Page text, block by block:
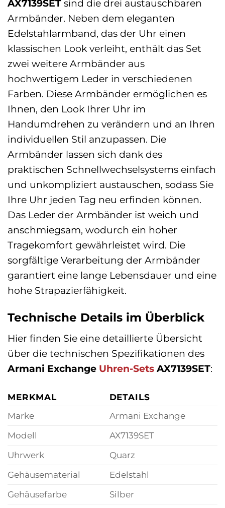
AX7139SET sind die drei austauschbaren
Armbänder. Neben dem eleganten
Edelstahlarmband, das der Uhr einen
klassischen Look verleiht, enthält das Set
zwei weitere Armbänder aus
hochwertigem Leder in verschiedenen
Farben. Diese Armbänder ermöglichen es
Ihnen, den Look Ihrer Uhr im
Handumdrehen zu verändern und an Ihren
individuellen Stil anzupassen. Die
Armbänder lassen sich dank des
praktischen Schnellwechselsystems einfach
und unkompliziert austauschen, sodass Sie
Ihre Uhr jeden Tag neu erfinden können.
Das Leder der Armbänder ist weich und
anschmiegsam, wodurch ein hoher
Tragekomfort gewährleistet wird. Die
sorgfältige Verarbeitung der Armbänder
garantiert eine lange Lebensdauer und eine
hohe Strapazierfähigkeit.
Technische Details im Überblick
Hier finden Sie eine detaillierte Übersicht
über die technischen Spezifikationen des
Armani Exchange Uhren-Sets AX7139SET:
MERKMAL
DETAILS
Marke
Armani Exchange
Modell
AX7139SET
Uhrwerk
Quarz
Gehäusematerial
Edelstahl
Gehäusefarbe
Silber